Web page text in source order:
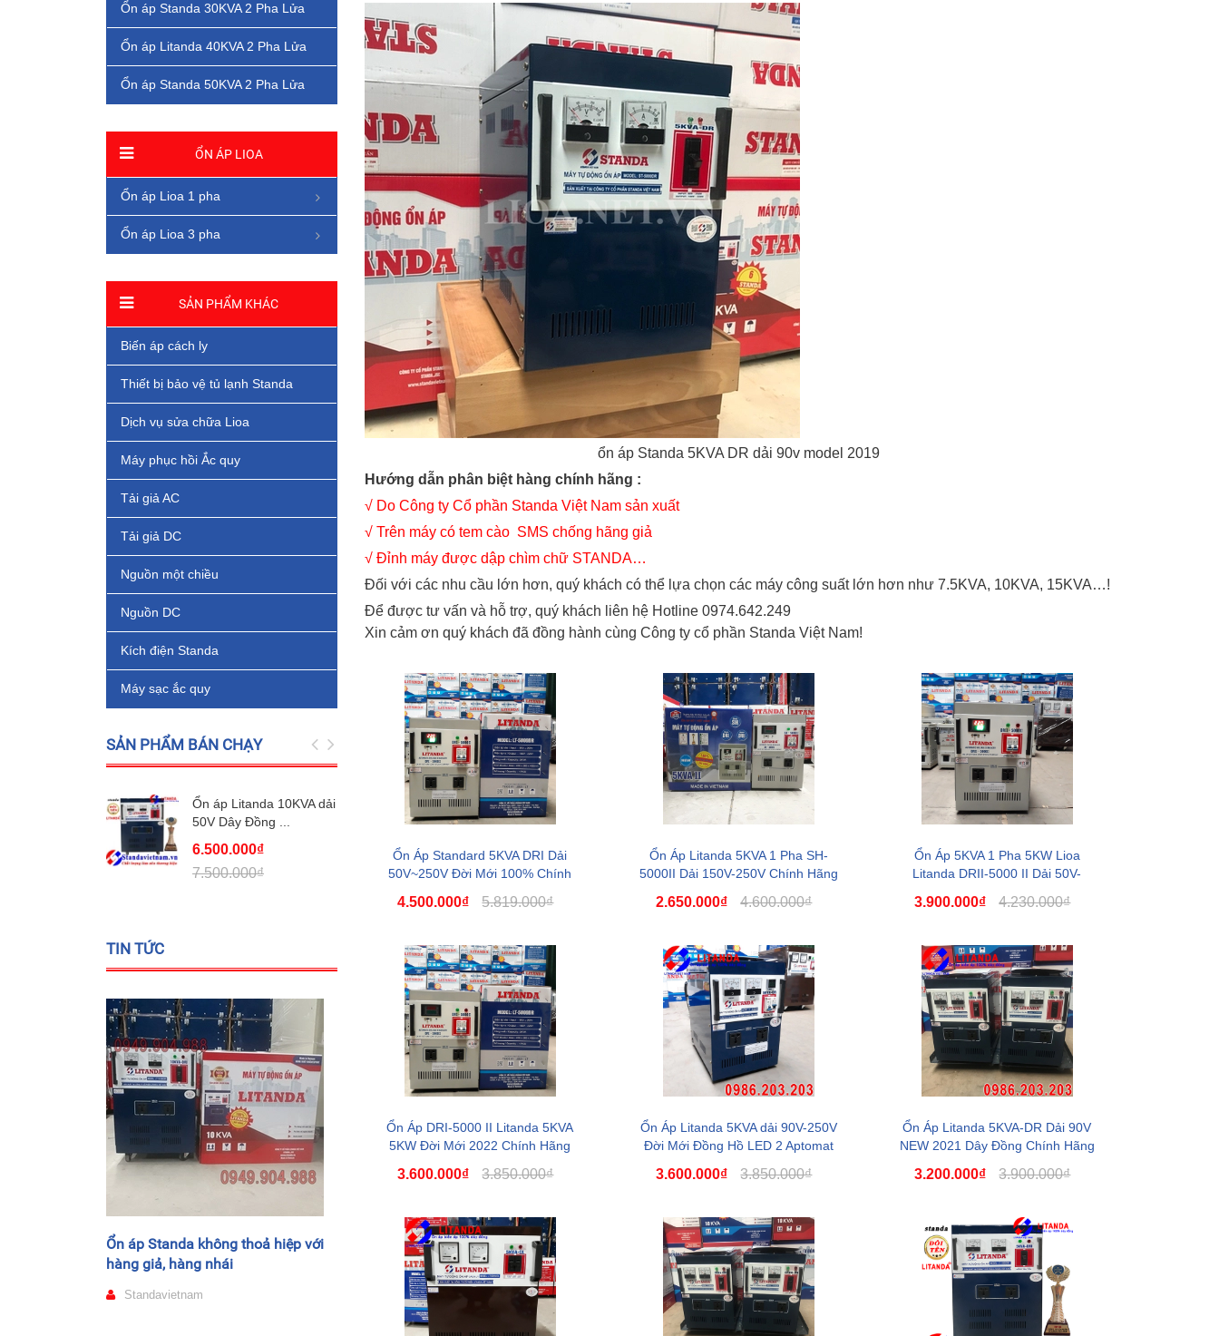
ổn áp Standa 5KVA DR dải 90v model 2019
Hướng dẫn phân biệt hàng chính hãng :
√ Do Công ty Cổ phần Standa Việt Nam sản xuất
√ Trên máy có tem cào SMS chống hãng giả
√ Đỉnh máy được dập chìm chữ STANDA…
Đối với các nhu cầu lớn hơn, quý khách có thể lựa chọn các máy công suất lớn hơn như 7.5KVA, 10KVA, 15KVA…!
Để được tư vấn và hỗ trợ, quý khách liên hệ Hotline 0974.642.249
Xin cảm ơn quý khách đã đồng hành cùng Công ty cổ phần Standa Việt Nam!
Ổn Áp Standard 5KVA DRI Dải
50V~250V Đời Mới 100% Chính
4.500.000₫ 5.819.000₫
Ổn Áp Litanda 5KVA 1 Pha SH-
5000II Dải 150V-250V Chính Hãng
2.650.000₫ 4.600.000₫
Ổn Áp 5KVA 1 Pha 5KW Lioa
Litanda DRII-5000 II Dải 50V-
3.900.000₫ 4.230.000₫
Ổn Áp DRI-5000 II Litanda 5KVA
5KW Đời Mới 2022 Chính Hãng
3.600.000₫ 3.850.000₫
Ổn Áp Litanda 5KVA dải 90V-250V
Đời Mới Đồng Hồ LED 2 Aptomat
3.600.000₫ 3.850.000₫
Ổn Áp Litanda 5KVA-DR Dải 90V
NEW 2021 Dây Đồng Chính Hãng
3.200.000₫ 3.900.000₫
Ổn áp Standa 30KVA 2 Pha Lửa
Ổn áp Litanda 40KVA 2 Pha Lửa
Ổn áp Standa 50KVA 2 Pha Lửa
ỔN ÁP LIOA
Ổn áp Lioa 1 pha
Ổn áp Lioa 3 pha
SẢN PHẨM KHÁC
Biến áp cách ly
Thiết bị bảo vệ tủ lạnh Standa
Dịch vụ sửa chữa Lioa
Máy phục hồi Ắc quy
Tải giả AC
Tải giả DC
Nguồn một chiều
Nguồn DC
Kích điện Standa
Máy sạc ắc quy
SẢN PHẨM BÁN CHẠY
Ổn áp Litanda 10KVA dải
50V Dây Đồng ...
6.500.000₫
7.500.000₫
Ổn áp Litanda 10kva dải
90v Model 10K...
5.500.000₫
6.690.000₫
Ổn Áp Litanda 15KVA
Dải 90V Thế Hệ Mớ...
8.800.000₫
12.000.000₫
Ổn Áp Litanda 7,5KVA
Dải 50V - 250V D...
4.900.000₫
6.320.000₫
TIN TỨC
Ổn áp Standa không thoả hiệp với
hàng giả, hàng nhái
Standavietnam